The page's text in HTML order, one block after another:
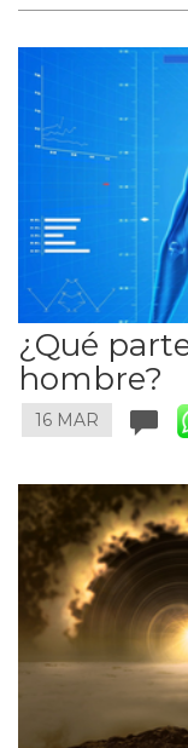
¿Qué
hombre?
16 MAR